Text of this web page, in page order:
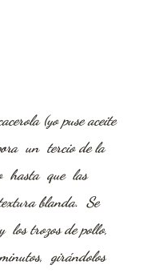
(yo puse aceite
un tercio de la
hasta que las
blanda. Se
trozos de pollo,
girándolos